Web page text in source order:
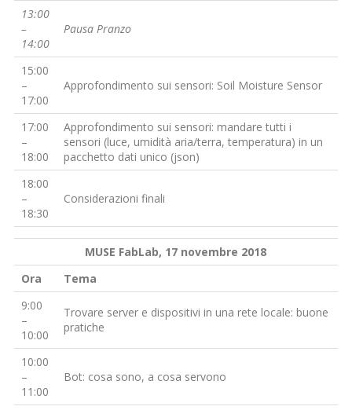
13:00
–
14:00
Pausa Pranzo
15:00
–
17:00
Approfondimento sui sensori: Soil Moisture Sensor
17:00
–
18:00
Approfondimento sui sensori: mandare tutti i
sensori (luce, umidità aria/terra, temperatura) in un
pacchetto dati unico (json)
18:00
–
18:30
Considerazioni finali
MUSE FabLab, 17 novembre 2018
Ora
Tema
9:00
–
10:00
Trovare server e dispositivi in una rete locale: buone
pratiche
10:00
–
11:00
Bot: cosa sono, a cosa servono